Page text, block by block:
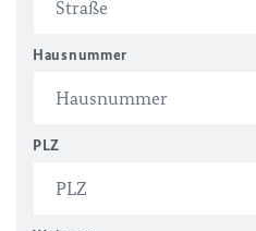
Hausnummer
PLZ